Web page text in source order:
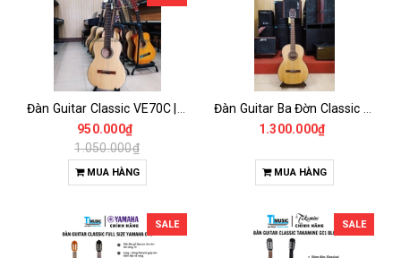
950.000₫
1.050.000₫
MUA HÀNG
1.300.000₫
MUA HÀNG
SALE SALE